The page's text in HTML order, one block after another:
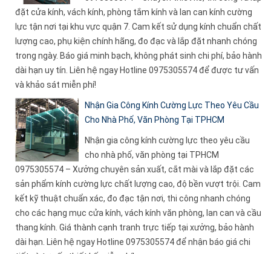
đặt cửa kính, vách kính, phòng tắm kính và lan can kính cường
lực tận nơi tại khu vực quận 7. Cam kết sử dụng kính chuẩn chất
lượng cao, phụ kiện chính hãng, đo đạc và lắp đặt nhanh chóng
trong ngày. Báo giá minh bạch, không phát sinh chi phí, bảo hành
dài hạn uy tín. Liên hệ ngay Hotline 0975305574 để được tư vấn
và khảo sát miễn phí!
Nhận Gia Công Kính Cường Lực Theo Yêu Cầu
Cho Nhà Phố, Văn Phòng Tại TPHCM
Nhận gia công kính cường lực theo yêu cầu
cho nhà phố, văn phòng tại TPHCM
0975305574 – Xưởng chuyên sản xuất, cắt mài và lắp đặt các
sản phẩm kính cường lực chất lượng cao, độ bền vượt trội. Cam
kết kỹ thuật chuẩn xác, đo đạc tận nơi, thi công nhanh chóng
cho các hạng mục cửa kính, vách kính văn phòng, lan can và cầu
thang kính. Giá thành cạnh tranh trực tiếp tại xưởng, bảo hành
dài hạn. Liên hệ ngay Hotline 0975305574 để nhận báo giá chi